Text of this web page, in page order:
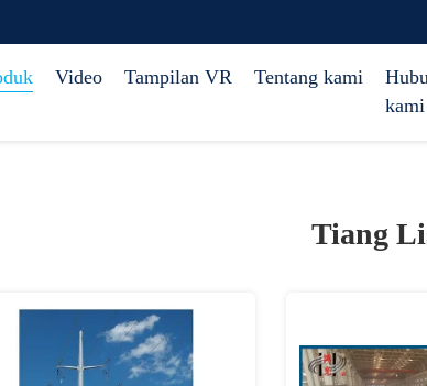
Video Tampilan VR Tentang kami
kami
Tiang